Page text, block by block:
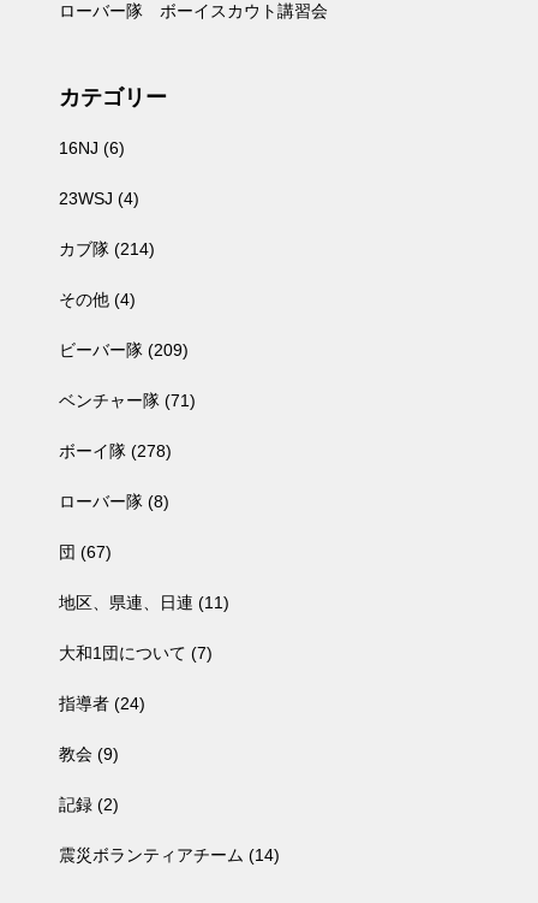
ローバー隊 ボーイスカウト講習会
カテゴリー
16NJ (6)
23WSJ (4)
カブ隊 (214)
その他 (4)
ビーバー隊 (209)
ベンチャー隊 (71)
ボーイ隊 (278)
ローバー隊 (8)
団 (67)
地区、県連、日連 (11)
大和1団について (7)
指導者 (24)
教会 (9)
記録 (2)
震災ボランティアチーム (14)